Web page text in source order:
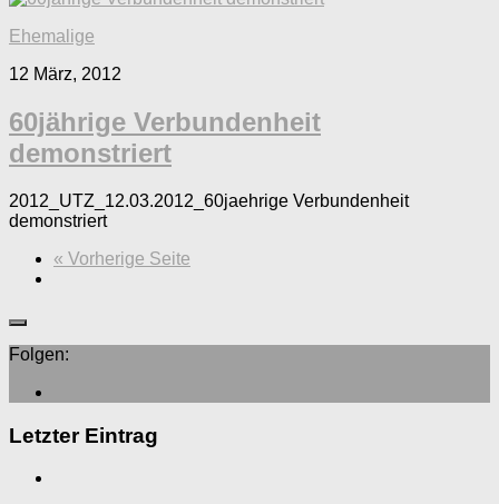
Ehemalige
12 März, 2012
60jährige Verbundenheit
demonstriert
2012_UTZ_12.03.2012_60jaehrige Verbundenheit
demonstriert
« Vorherige Seite
Folgen:
Letzter Eintrag